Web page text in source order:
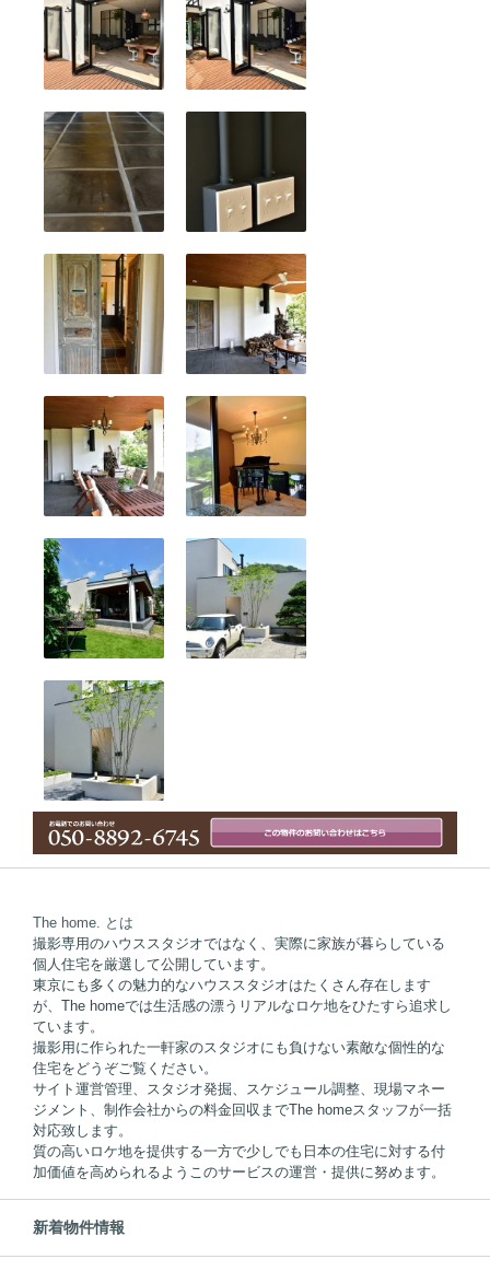
The home. とは
撮影専用のハウススタジオではなく、実際に家族が暮らしている
個人住宅を厳選して公開しています。
東京にも多くの魅力的なハウススタジオはたくさん存在します
が、The homeでは生活感の漂うリアルなロケ地をひたすら追求し
ています。
撮影用に作られた一軒家のスタジオにも負けない素敵な個性的な
住宅をどうぞご覧ください。
サイト運営管理、スタジオ発掘、スケジュール調整、現場マネー
ジメント、制作会社からの料金回収までThe homeスタッフが一括
対応致します。
質の高いロケ地を提供する一方で少しでも日本の住宅に対する付
加価値を高められるようこのサービスの運営・提供に努めます。
新着物件情報